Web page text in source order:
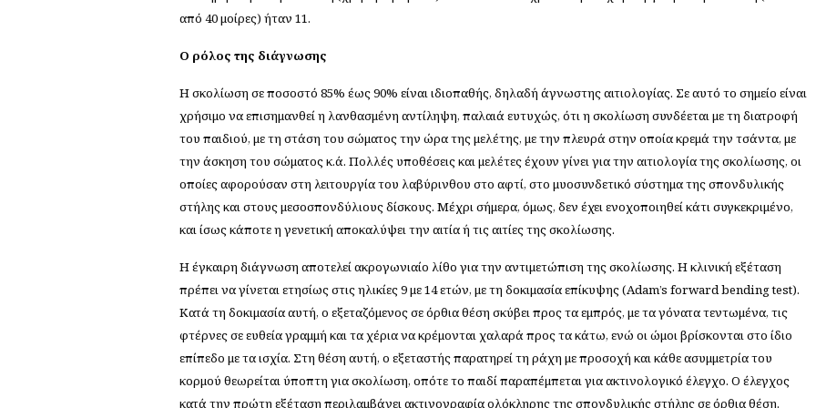
από 40 μοίρες) ήταν 11.
Ο ρόλος της διάγνωσης
Η σκολίωση σε ποσοστό 85% έως 90% είναι ιδιοπαθής, δηλαδή άγνωστης αιτιολογίας. Σε αυτό το σημείο είναι
χρήσιμο να επισημανθεί η λανθασμένη αντίληψη, παλαιά ευτυχώς, ότι η σκολίωση συνδέεται με τη διατροφή
του παιδιού, με τη στάση του σώματος την ώρα της μελέτης, με την πλευρά στην οποία κρεμά την τσάντα, με
την άσκηση του σώματος κ.ά. Πολλές υποθέσεις και μελέτες έχουν γίνει για την αιτιολογία της σκολίωσης, οι
οποίες αφορούσαν στη λειτουργία του λαβύρινθου στο αφτί, στο μυοσυνδετικό σύστημα της σπονδυλικής
στήλης και στους μεσοσπονδύλιους δίσκους. Μέχρι σήμερα, όμως, δεν έχει ενοχοποιηθεί κάτι συγκεκριμένο,
και ίσως κάποτε η γενετική αποκαλύψει την αιτία ή τις αιτίες της σκολίωσης.
Η έγκαιρη διάγνωση αποτελεί ακρογωνιαίο λίθο για την αντιμετώπιση της σκολίωσης. Η κλινική εξέταση
πρέπει να γίνεται ετησίως στις ηλικίες 9 με 14 ετών, με τη δοκιμασία επίκυψης (Adam’s forward bending test).
Κατά τη δοκιμασία αυτή, ο εξεταζόμενος σε όρθια θέση σκύβει προς τα εμπρός, με τα γόνατα τεντωμένα, τις
φτέρνες σε ευθεία γραμμή και τα χέρια να κρέμονται χαλαρά προς τα κάτω, ενώ οι ώμοι βρίσκονται στο ίδιο
επίπεδο με τα ισχία. Στη θέση αυτή, ο εξεταστής παρατηρεί τη ράχη με προσοχή και κάθε ασυμμετρία του
κορμού θεωρείται ύποπτη για σκολίωση, οπότε το παιδί παραπέμπεται για ακτινολογικό έλεγχο. Ο έλεγχος
κατά την πρώτη εξέταση περιλαμβάνει ακτινογραφία ολόκληρης της σπονδυλικής στήλης σε όρθια θέση.